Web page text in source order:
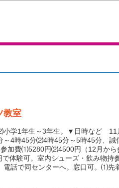
教室
学1年生～3年生。▼日時など 11
4時45分⑵4時45分～5時45分、誠
加費⑴5280円⑵4500円（12月から
体験可。室内シューズ・飲み物持
話で同センターへ。窓口可。⑴先